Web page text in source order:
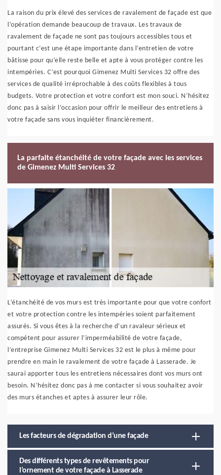
La raison du prix élevé des services de ravalement de façade est que
l’opération demande beaucoup de travaux. Les travaux de
ravalement de façade ne sont pas toujours accessibles tous et
pourtant c’est une étape importante dans l’entretien de votre
bâtisse pour qu’elle reste belle et apte à vous protéger contre les
intempéries. C’est pourquoi Gimenez Multi Services 32 offre des
services de qualité irréprochable à des coûts flexibles à tous
budgets. Votre protection et votre confort est mon souci. N’hésitez
donc pas à saisir l’occasion pour offrir le meilleur des entretiens à
votre façade sans vous inquiéter financièrement.
La parfaite étanchéité de votre façade avec les services
de Gimenez Multi Services 32
L’étanchéité de vos murs est très importante pour que votre confort
et votre protection contre les intempéries soient parfaitement
assurés. Si vous êtes à la recherche d’un ravaleur sérieux et
compétent pour assurer l’imperméabilité de votre façade,
l’entreprise Gimenez Multi Services 32 est le plus à même pour
prendre en main le ravalement de votre façade à Lasserade. Je
saurai apporter tous les entretiens nécessaires dont vos murs ont
besoin. N’hésitez donc pas à me contacter si vous souhaitez avoir
des murs étanches et aptes à assurer leur rôle.
Les facteurs de dégradation d’une façade
Des différents types de revêtements pour
l’ornement de votre façade à Lasserade